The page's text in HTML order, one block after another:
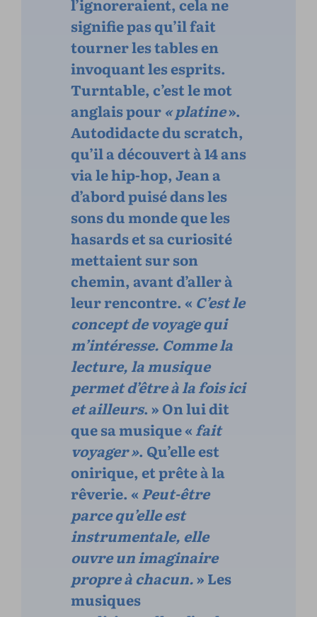
signifie pas qu’il fait
tourner les tables en
invoquant les esprits.
Turntable, c’est le mot
anglais pour « platine».
Autodidacte du scratch,
qu’il a découvert à 14 ans
via le hip-hop, Jean a
d’abord puisé dans les
sons du monde que les
hasards et sa curiosité
mettaient sur son
chemin, avant d’aller à
leur rencontre. « C’est le
concept de voyage qui
m’intéresse. Comme la
lecture, la musique
permet d’être à la fois ici
et ailleurs. » On lui dit
que sa musique « fait
voyager ». Qu’elle est
onirique, et prête à la
rêverie. « Peut-être
parce qu’elle est
instrumentale, elle
ouvre un imaginaire
propre à chacun.» Les
musiques